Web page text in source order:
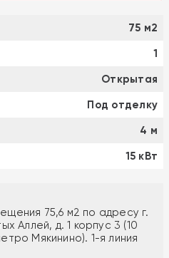
75 м2
1
Открытая
Под отделку
4 м
15 кВт
75,6 м2 по адресу г.
Аллей, д. 1 корпус 3 (10
Мякинино). 1-я линия